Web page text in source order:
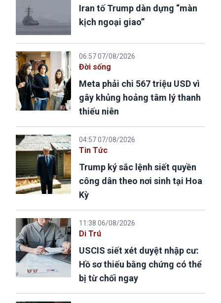
Iran tố Trump dàn dựng “màn
kịch ngoại giao”
06:57 07/08/2026
Đời sống
Meta phải chi 567 triệu USD vì
gây khủng hoảng tâm lý thanh
thiếu niên
04:57 07/08/2026
Tin Tức
Trump ký sắc lệnh siết quyền
công dân theo nơi sinh tại Hoa
Kỳ
11:38 06/08/2026
Di Trú
USCIS siết xét duyệt nhập cư:
Hồ sơ thiếu bằng chứng có thể
bị từ chối ngay